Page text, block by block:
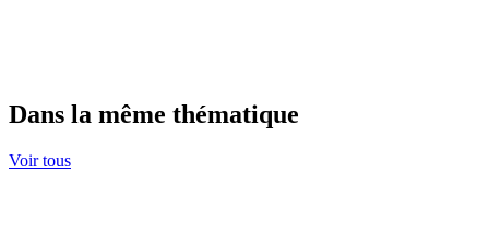
Dans la même thématique
Voir tous